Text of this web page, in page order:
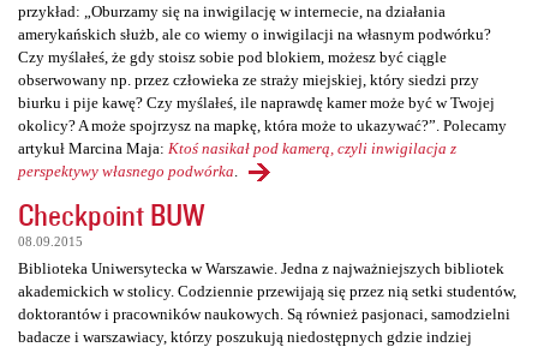
przykład: „Oburzamy się na inwigilację w internecie, na działania
amerykańskich służb, ale co wiemy o inwigilacji na własnym podwórku?
Czy myślałeś, że gdy stoisz sobie pod blokiem, możesz być ciągle
obserwowany np. przez człowieka ze straży miejskiej, który siedzi przy
biurku i pije kawę? Czy myślałeś, ile naprawdę kamer może być w Twojej
okolicy? A może spojrzysz na mapkę, która może to ukazywać?”. Polecamy
artykuł Marcina Maja: Ktoś nasikał pod kamerą, czyli inwigilacja z
perspektywy własnego podwórka
Checkpoint BUW
08.09.2015
Biblioteka Uniwersytecka w Warszawie. Jedna z najważniejszych bibliotek
akademickich w stolicy. Codziennie przewijają się przez nią setki studentów,
doktorantów i pracowników naukowych. Są również pasjonaci, samodzielni
badacze i warszawiacy, którzy poszukują niedostępnych gdzie indziej